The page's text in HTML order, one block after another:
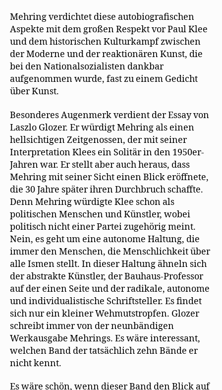
Mehring verdichtet diese autobiografischen
Aspekte mit dem großen Respekt vor Paul Klee
und dem historischen Kulturkampf zwischen
der Moderne und der reaktionären Kunst, die
bei den Nationalsozialisten dankbar
aufgenommen wurde, fast zu einem Gedicht
über Kunst.
Besonderes Augenmerk verdient der Essay von
Laszlo Glozer. Er würdigt Mehring als einen
hellsichtigen Zeitgenossen, der mit seiner
Interpretation Klees ein Solitär in den 1950er-
Jahren war. Er stellt aber auch heraus, dass
Mehring mit seiner Sicht einen Blick eröffnete,
die 30 Jahre später ihren Durchbruch schaffte.
Denn Mehring würdigte Klee schon als
politischen Menschen und Künstler, wobei
politisch nicht einer Partei zugehörig meint.
Nein, es geht um eine autonome Haltung, die
immer den Menschen, die Menschlichkeit über
alle Ismen stellt. In dieser Haltung ähneln sich
der abstrakte Künstler, der Bauhaus-Professor
auf der einen Seite und der radikale, autonome
und individualistische Schriftsteller. Es findet
sich nur ein kleiner Wehmutstropfen. Glozer
schreibt immer von der neunbändigen
Werkausgabe Mehrings. Es wäre interessant,
welchen Band der tatsächlich zehn Bände er
nicht kennt.
Es wäre schön, wenn dieser Band den Blick auf